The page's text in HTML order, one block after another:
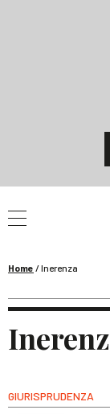
Home /Inerenza
GIURISPRUDENZA